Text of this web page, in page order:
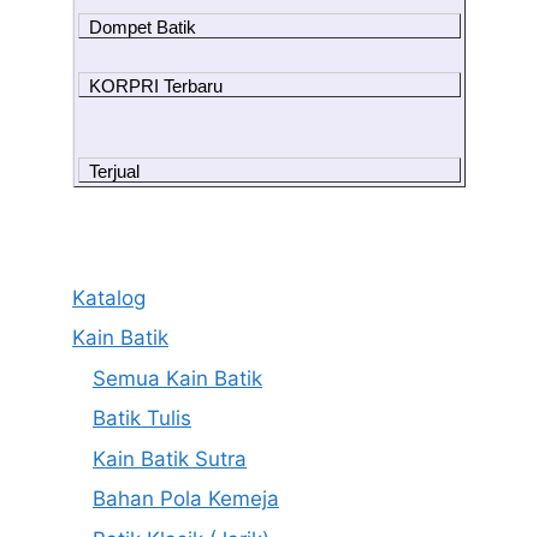
Dompet Batik
KORPRI Terbaru
Terjual
Katalog
Kain Batik
Semua Kain Batik
Batik Tulis
Kain Batik Sutra
Bahan Pola Kemeja